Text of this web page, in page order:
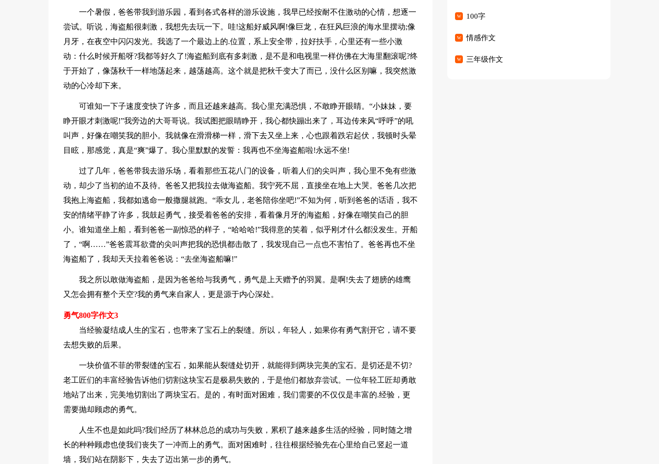
一个暑假，爸爸带我到游乐园，看到各式各样的游乐设施，我早已经按耐不住激动的心情，想逐一
尝试。听说，海盗船很刺激，我想先去玩一下。哇!这船好威风啊!像巨龙，在狂风巨浪的海水里摆动;像
月牙，在夜空中闪闪发光。我选了一个最边上的.位置，系上安全带，拉好扶手，心里还有一些小激
动：什么时候开船呀?我都等好久了!海盗船到底有多刺激，是不是和电视里一样仿佛在大海里翻滚呢?终
于开始了，像荡秋千一样地荡起来，越荡越高。这个就是把秋千变大了而已，没什么区别嘛，我突然激
动的心冷却下来。
可谁知一下子速度变快了许多，而且还越来越高。我心里充满恐惧，不敢睁开眼睛。“小妹妹，要
睁开眼才刺激呢!”我旁边的大哥哥说。我试图把眼睛睁开，我心都快蹦出来了，耳边传来风“呼呼”的吼
叫声，好像在嘲笑我的胆小。我就像在滑滑梯一样，滑下去又坐上来，心也跟着跌宕起伏，我顿时头晕
目眩，那感觉，真是“爽”爆了。我心里默默的发誓：我再也不坐海盗船啦!永远不坐!
过了几年，爸爸带我去游乐场，看着那些五花八门的设备，听着人们的尖叫声，我心里不免有些激
动，却少了当初的迫不及待。爸爸又把我拉去做海盗船。我宁死不屈，直接坐在地上大哭。爸爸几次把
我抱上海盗船，我都如逃命一般撒腿就跑。“乖女儿，老爸陪你坐吧!”不知为何，听到爸爸的话语，我不
安的情绪平静了许多，我鼓起勇气，接受着爸爸的安排，看着像月牙的海盗船，好像在嘲笑自己的胆
小。谁知道坐上船，看到爸爸一副惊恐的样子，“哈哈哈!”我得意的笑着，似乎刚才什么都没发生。开船
了，“啊……”爸爸震耳欲聋的尖叫声把我的恐惧都击散了，我发现自己一点也不害怕了。爸爸再也不坐
海盗船了，我却天天拉着爸爸说：“去坐海盗船嘛!”
我之所以敢做海盗船，是因为爸爸给与我勇气，勇气是上天赠予的羽翼。是啊!失去了翅膀的雄鹰
又怎会拥有整个天空?我的勇气来自家人，更是源于内心深处。
勇气800字作文3
当经验凝结成人生的宝石，也带来了宝石上的裂缝。所以，年轻人，如果你有勇气割开它，请不要
去想失败的后果。
一块价值不菲的带裂缝的宝石，如果能从裂缝处切开，就能得到两块完美的宝石。是切还是不切?
老工匠们的丰富经验告诉他们切割这块宝石是极易失败的，于是他们都放弃尝试。一位年轻工匠却勇敢
地站了出来，完美地切割出了两块宝石。是的，有时面对困难，我们需要的不仅仅是丰富的.经验，更
需要抛却顾虑的勇气。
人生不也是如此吗?我们经历了林林总总的成功与失败，累积了越来越多生活的经验，同时随之增
长的种种顾虑也使我们丧失了一冲而上的勇气。面对困难时，往往根据经验先在心里给自己竖起一道
墙，我们站在阴影下，失去了迈出第一步的勇气。
100字
情感作文
三年级作文